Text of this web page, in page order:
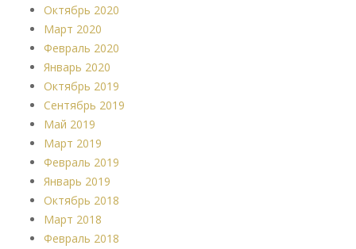
Октябрь 2020
Март 2020
Февраль 2020
Январь 2020
Октябрь 2019
Сентябрь 2019
Май 2019
Март 2019
Февраль 2019
Январь 2019
Октябрь 2018
Март 2018
Февраль 2018